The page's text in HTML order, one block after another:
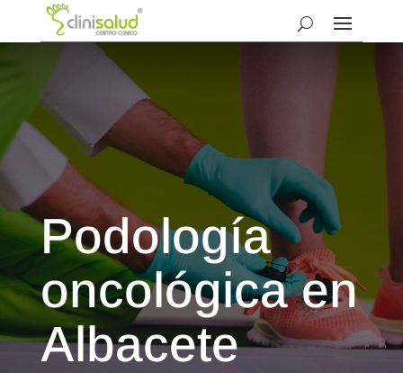
Podología
oncológica en
Albacete